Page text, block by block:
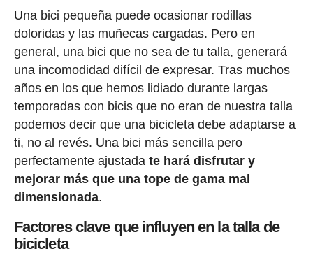
Una bici pequeña puede ocasionar rodillas
doloridas y las muñecas cargadas. Pero en
general, una bici que no sea de tu talla, generará
una incomodidad difícil de expresar. Tras muchos
años en los que hemos lidiado durante largas
temporadas con bicis que no eran de nuestra talla
podemos decir que una bicicleta debe adaptarse a
ti, no al revés. Una bici más sencilla pero
perfectamente ajustada te hará disfrutar y
mejorar más que una tope de gama mal
dimensionada.
Factores clave que influyen en la talla de
bicicleta